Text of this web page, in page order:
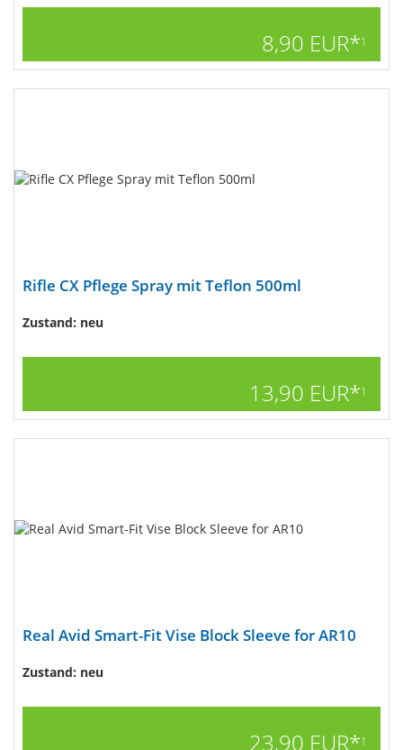
8,90 EUR*1
Rifle CX Pflege Spray mit Teflon 500ml
Zustand: neu
13,90 EUR*1
Real Avid Smart-Fit Vise Block Sleeve for AR10
Zustand: neu
23,90 EUR*1